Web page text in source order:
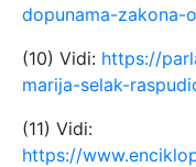
dopunama-zakona-
(10) Vidi: https://
marija-selak-
(11) Vidi:
https://